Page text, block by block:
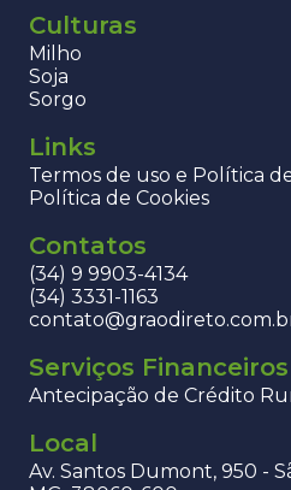
Culturas
Milho
Soja
Sorgo
Links
Termos de uso e Política
Política de Cookies
Contatos
(34) 9 9903-4134
(34) 3331-1163
Serviços Financeiros
Antecipação de Crédito
Local
Av. Santos Dumont, 950 -